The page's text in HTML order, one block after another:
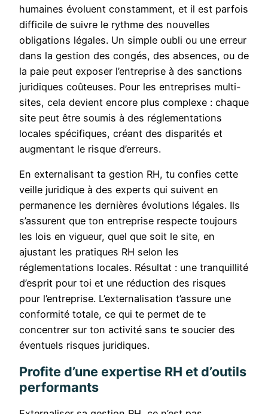
humaines évoluent constamment, et il est parfois
difficile de suivre le rythme des nouvelles
obligations légales. Un simple oubli ou une erreur
dans la gestion des congés, des absences, ou de
la paie peut exposer l’entreprise à des sanctions
juridiques coûteuses. Pour les entreprises multi-
sites, cela devient encore plus complexe : chaque
site peut être soumis à des réglementations
locales spécifiques, créant des disparités et
augmentant le risque d’erreurs.
En externalisant ta gestion RH, tu confies cette
veille juridique à des experts qui suivent en
permanence les dernières évolutions légales. Ils
s’assurent que ton entreprise respecte toujours
les lois en vigueur, quel que soit le site, en
ajustant les pratiques RH selon les
réglementations locales. Résultat : une tranquillité
d’esprit pour toi et une réduction des risques
pour l’entreprise. L’externalisation t’assure une
conformité totale, ce qui te permet de te
concentrer sur ton activité sans te soucier des
éventuels risques juridiques.
Profite d’une expertise RH et d’outils
performants